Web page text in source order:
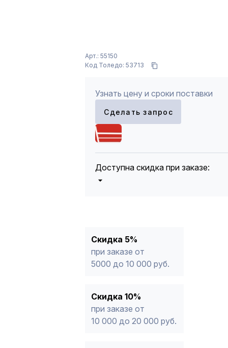
Арт.: 55150
Код Толедо: 53713
Узнать цену и сроки поставки
Сделать запрос
Доступна скидка при заказе:
* -Для заказов, состоящих
продукции, максимальная скидка
Скидка 5%
при заказе от
5000 до 10 000 руб.
Скидка 10%
при заказе от
10 000 до 20 000 руб.